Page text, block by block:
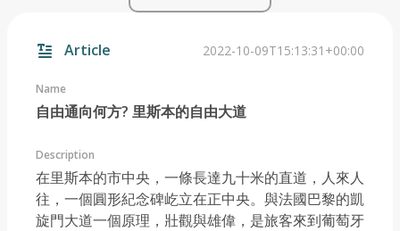
Article 2022-10-09T15:13:31+00:00
Name
自由通向何方? 里斯本的自由大道
Description
在里斯本的市中央，一條長達九十米的直道，人來人
往，一個圓形紀念碑屹立在正中央。與法國巴黎的凱
旋門大道一個原理，壯觀與雄偉，是旅客來到葡萄牙